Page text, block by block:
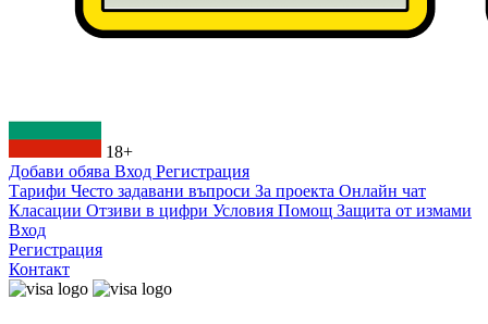
18+
Добави обява Вход Регистрация
Тарифи Често задавани въпроси За проекта Онлайн чат
Класации Отзиви в цифри Условия Помощ Защита от измами
Вход
Регистрация
Контакт